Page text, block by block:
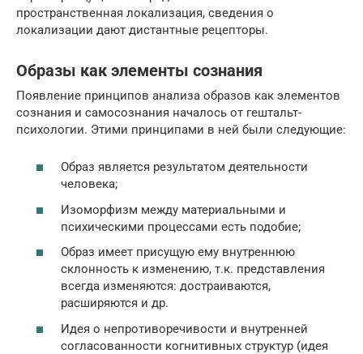
пространственная локализация, сведения о
локализации дают дистантные рецепторы.
Образы как элементы сознания
Появление принципов анализа образов как элементов
сознания и самосознания началось от гештальт-
психологии. Этими принципами в ней были следующие:
Образ является результатом деятельности
человека;
Изоморфизм между материальными и
психическими процессами есть подобие;
Образ имеет присущую ему внутреннюю
склонность к изменению, т.к. представления
всегда изменяются: достраиваются,
расширяются и др.
Идея о непротиворечивости и внутренней
согласованности когнитивных структур (идея